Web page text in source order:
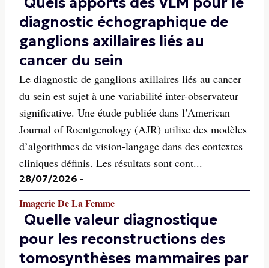
diagnostic échographique de
ganglions axillaires liés au
cancer du sein
Le diagnostic de ganglions axillaires liés au cancer
du sein est sujet à une variabilité inter-observateur
significative. Une étude publiée dans l’American
Journal of Roentgenology (AJR) utilise des modèles
d’algorithmes de vision-langage dans des contextes
cliniques définis. Les résultats sont cont...
28/07/2026 -
Imagerie De La Femme
Quelle valeur diagnostique
pour les reconstructions des
tomosynthèses mammaires par